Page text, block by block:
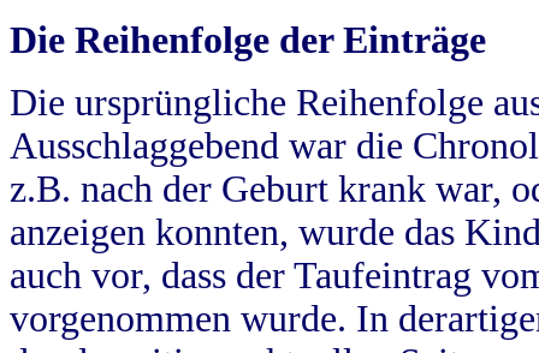
Die Reihenfolge der Einträge
Die ursprüngliche Reihenfolge
Ausschlaggebend war die
z.B. nach der Geburt krank war,
anzeigen konnten, wurde das
auch vor, dass der Taufeintrag
vorgenommen wurde. In